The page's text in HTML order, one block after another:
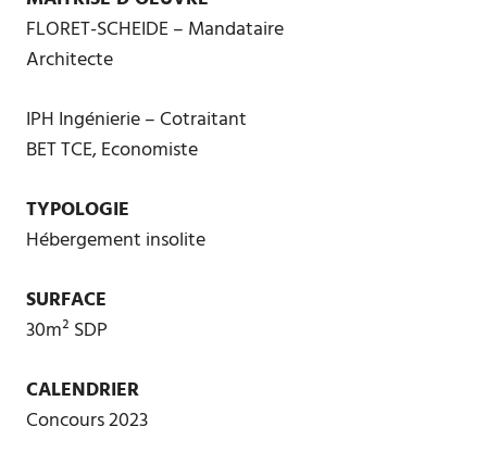
FLORET-SCHEIDE – Mandataire
Architecte
IPH Ingénierie – Cotraitant
BET TCE, Economiste
TYPOLOGIE
Hébergement insolite
SURFACE
30m² SDP
CALENDRIER
Concours 2023